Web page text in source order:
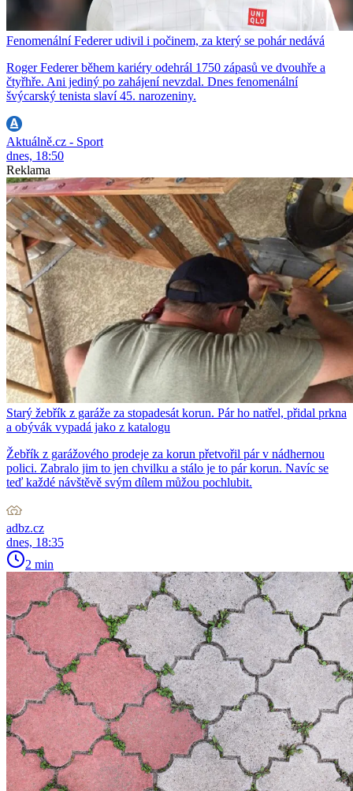
Fenomenální Federer udivil i počinem, za který se pohár nedává
Roger Federer během kariéry odehrál 1750 zápasů ve dvouhře a
čtyřhře. Ani jediný po zahájení nevzdal. Dnes fenomenální
švýcarský tenista slaví 45. narozeniny.
Aktuálně.cz - Sport
dnes, 18:50
Reklama
Starý žebřík z garáže za stopadesát korun. Pár ho natřel, přidal prkna
a obývák vypadá jako z katalogu
Žebřík z garážového prodeje za korun přetvořil pár v nádhernou
polici. Zabralo jim to jen chvilku a stálo je to pár korun. Navíc se
teď každé návštěvě svým dílem můžou pochlubit.
adbz.cz
dnes, 18:35
2 min